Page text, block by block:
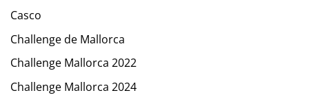
Casco
Challenge de Mallorca
Challenge Mallorca 2022
Challenge Mallorca 2024